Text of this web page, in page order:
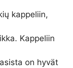
kappeliin,
Kappeliin
on hyvät